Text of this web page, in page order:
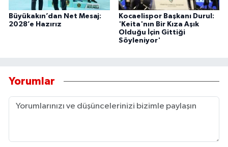
Büyükakın’dan Net Mesaj:
2028’e Hazırız
Kocaelispor Başkanı Durul:
'Keita'nın Bir Kıza Aşık
Olduğu İçin Gittiği
Söyleniyor'
Yorumlar